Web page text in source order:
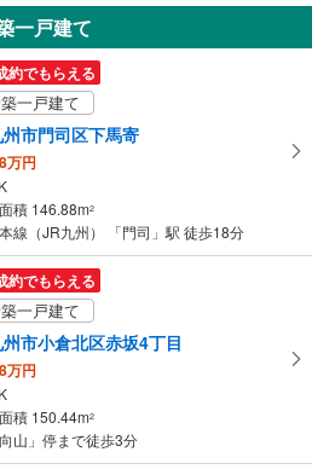
万円
（実測）
福岡市東区美和台7丁目
一戸建て
約でもらえる
一戸建て
市門司区下馬寄
万円
積 146.88m2
線（JR九州） 「門司」駅 徒歩18分
約でもらえる
一戸建て
市小倉北区赤坂4丁目
万円
積 150.44m2
向山」停まで徒歩3分